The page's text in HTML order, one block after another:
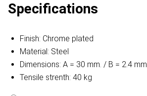
Specifications
Finish: Chrome plated
Material: Steel
Dimensions: A = 30 mm. / B = 2.4 mm
Tensile strenth: 40 kg